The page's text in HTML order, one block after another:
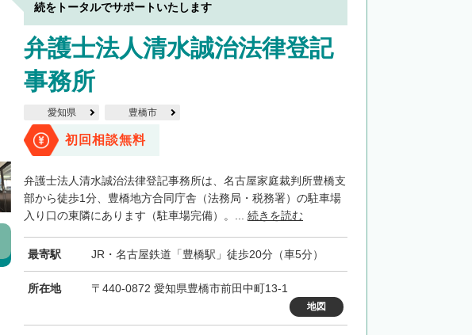
続をトータルでサポートいたします
弁護士法人清水誠治法律登記
事務所
愛知県 豊橋市
初回相談無料
弁護士法人清水誠治法律登記事務所は、名古屋家庭裁判所豊橋支
部から徒歩1分、豊橋地方合同庁舎（法務局・税務署）の駐車場
入り口の東隣にあります（駐車場完備）。... 続きを読む
最寄駅 JR・名古屋鉄道「豊橋駅」徒歩20分（車5分）
所在地 〒440-0872 愛知県豊橋市前田中町13-1
地図